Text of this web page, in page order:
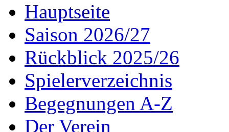
Hauptseite
Saison 2026/27
Rückblick 2025/26
Spielerverzeichnis
Begegnungen A-Z
Der Verein